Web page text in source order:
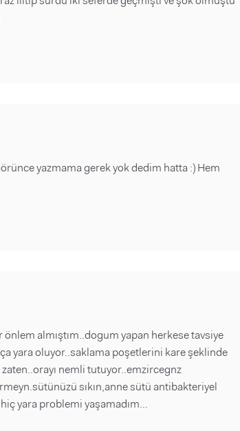
yazmama gerek yok dedim hatta :) Hem
almıştım..dogum yapan herkese tavsiye
yara oluyor..saklama poşetlerini kare şeklinde
zaten..orayı nemli tutuyor..emzircegnz
sıkın,anne sütü antibakteriyel
yara problemi yaşamadım...